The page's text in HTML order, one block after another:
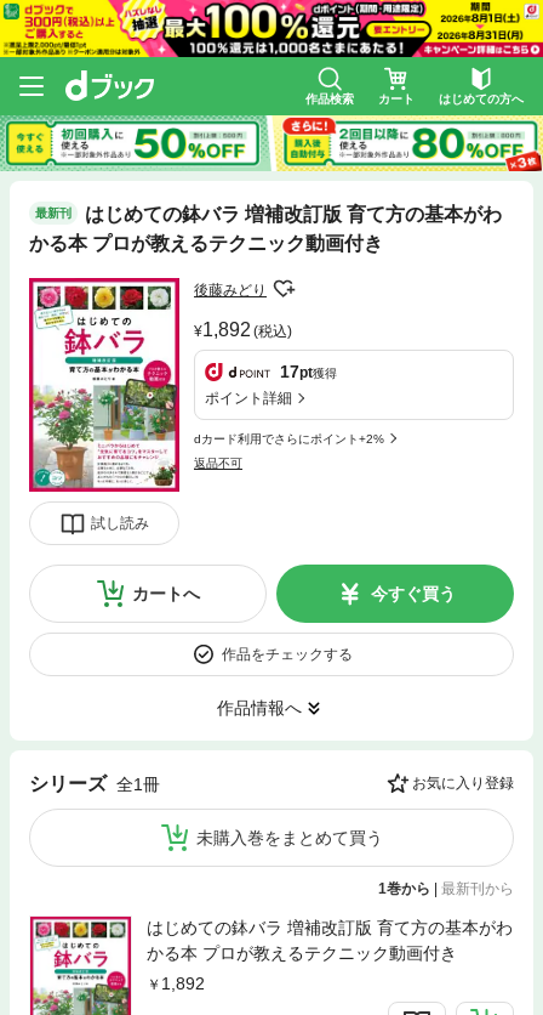
作品検索 カート はじめての方へ
最新刊
はじめての鉢バラ 増補改訂版 育て方の基本がわ
かる本 プロが教えるテクニック動画付き
試し読み
後藤みどり
1,892 (税込)
17pt獲得
ポイント詳細
dカード利用でさらにポイント+2%
返品不可
カートへ 今すぐ買う
作品をチェックする
作品情報へ
シリーズ 全1冊 お気に入り登録
未購入巻をまとめて買う
1巻から | 最新刊から
はじめての鉢バラ 増補改訂版 育て方の基本がわ
かる本 プロが教えるテクニック動画付き
1,892